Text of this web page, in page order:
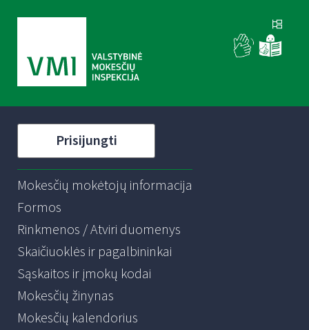
Prisijungti
Mokesčių mokėtojų informacija
Formos
Rinkmenos / Atviri duomenys
Skaičiuoklės ir pagalbininkai
Sąskaitos ir įmokų kodai
Mokesčių žinynas
Mokesčių kalendorius